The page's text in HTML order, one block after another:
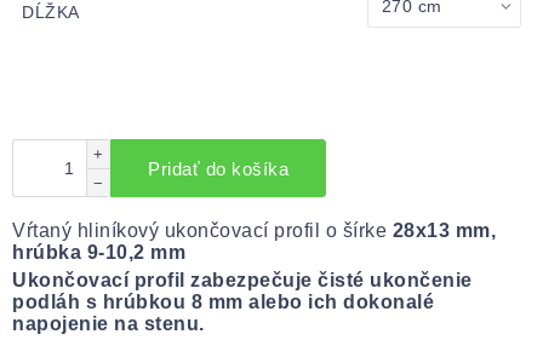
DĹŽKA
+
−
Pridať do košíka
Vŕtaný hliníkový ukončovací profil o šírke 28x13 mm,
hrúbka 9-10,2 mm
Ukončovací profil zabezpečuje čisté ukončenie
podláh s hrúbkou 8 mm alebo ich dokonalé
napojenie na stenu.